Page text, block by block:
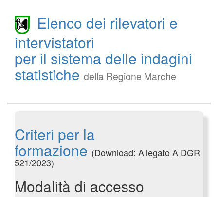
Elenco dei rilevatori e
intervistatori
per il sistema delle indagini
statistiche della Regione Marche
Criteri per la
formazione (Download: Allegato A DGR
521/2023)
Modalità di accesso